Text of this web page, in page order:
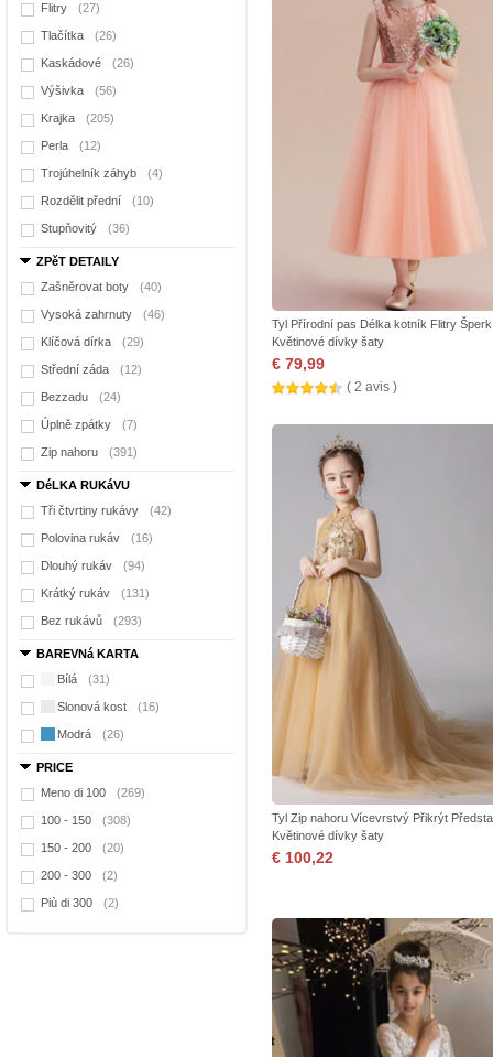
Flitry (27)
Tlačítka (26)
Kaskádové (26)
Výšivka (56)
Krajka (205)
Perla (12)
Trojúhelník záhyb (4)
Rozdělit přední (10)
Stupňovitý (36)
ZPěT DETAILY
Zašněrovat boty
(40)
Vysoká zahrnuty (46)
Klíčová dírka (29)
Střední záda (12)
Bezzadu (24)
Úplně zpátky (7)
Zip nahoru (391)
DéLKA RUKáVU
Tři čtvrtiny rukávy
(42)
Polovina rukáv (16)
Dlouhý rukáv (94)
Krátký rukáv (131)
Bez rukávů (293)
BAREVNá KARTA
Bílá
(31)
Slonová kost (16)
Modrá (26)
PRICE
Meno di 100
(269)
100 - 150 (308)
150 - 200 (20)
200 - 300 (2)
Più di 300 (2)
Tyl Přírodní pas Délka kotník Flitry Šperk
Květinové dívky šaty
€ 79,99
( 2 avis )
Tyl Zip nahoru Vícevrstvý Přikrýt
Květinové dívky šaty
€ 100,22